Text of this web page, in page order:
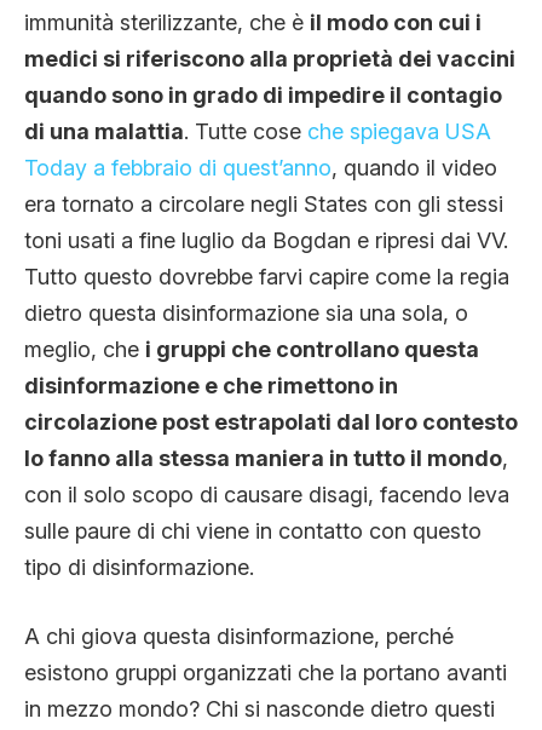
immunità sterilizzante, che è il modo con cui i
medici si riferiscono alla proprietà dei vaccini
quando sono in grado di impedire il contagio
di una malattia. Tutte cose che spiegava USA
Today a febbraio di quest’anno, quando il video
era tornato a circolare negli States con gli stessi
toni usati a fine luglio da Bogdan e ripresi dai VV.
Tutto questo dovrebbe farvi capire come la regia
dietro questa disinformazione sia una sola, o
meglio, che i gruppi che controllano questa
disinformazione e che rimettono in
circolazione post estrapolati dal loro contesto
lo fanno alla stessa maniera in tutto il mondo,
con il solo scopo di causare disagi, facendo leva
sulle paure di chi viene in contatto con questo
tipo di disinformazione.
A chi giova questa disinformazione, perché
esistono gruppi organizzati che la portano avanti
in mezzo mondo? Chi si nasconde dietro questi